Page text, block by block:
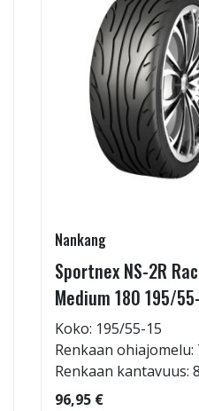
Nankang
Sportnex NS-2R
Medium 180 195/
Koko: 195/55-15
Renkaan ohiajomelu:
Renkaan kantavuus:
96,95 €